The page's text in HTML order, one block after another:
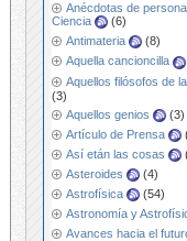
Anécdotas de
Ciencia
(6)
Antimateria
(8)
Aquella cancioncilla
Aquellos filósofos de
(3)
Aquellos genios
(3)
Artículo de Prensa
Así etán las cosas
Asteroides
(4)
Astrofísica
(54)
Astronomía y
Avances hacia el